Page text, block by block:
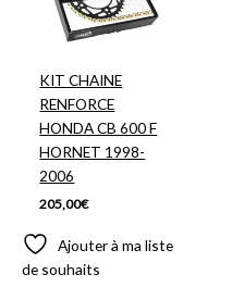
KIT CHAINE
RENFORCE
HONDA CB 600 F
HORNET 1998-
2006
205,00€
Ajouter à ma liste
de souhaits